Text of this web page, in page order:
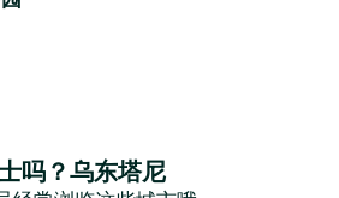
吗？乌东塔尼